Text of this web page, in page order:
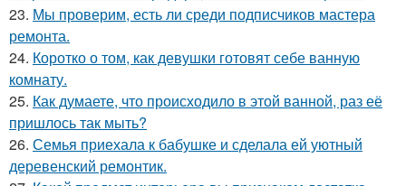
23. Мы проверим, есть ли среди подписчиков мастера
ремонта.
24. Коротко о том, как девушки готовят себе ванную
комнату.
25. Как думаете, что происходило в этой ванной, раз её
пришлось так мыть?
26. Семья приехала к бабушке и сделала ей уютный
деревенский ремонтик.